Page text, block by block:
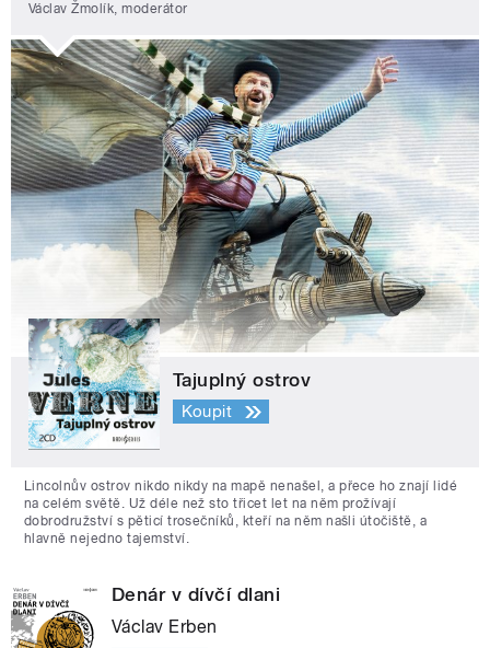
Václav Žmolík, moderátor
Tajuplný ostrov
Koupit
Lincolnův ostrov nikdo nikdy na mapě nenašel, a přece ho znají lidé
na celém světě. Už déle než sto třicet let na něm prožívají
dobrodružství s pěticí trosečníků, kteří na něm našli útočiště, a
hlavně nejedno tajemství.
Denár v dívčí dlani
Václav Erben